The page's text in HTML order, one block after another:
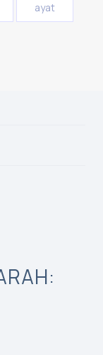
ayat